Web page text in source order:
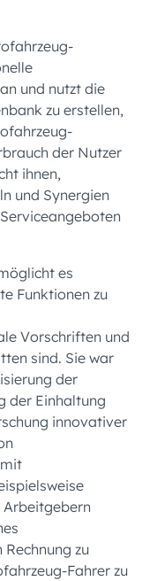
und nutzt die
zu erstellen,
der Nutzer
ihnen,
und Synergien
es
Funktionen zu
Vorschriften und
sind. Sie war
der
der Einhaltung
innovativer
Arbeitgebern
zu
Fahrer zu